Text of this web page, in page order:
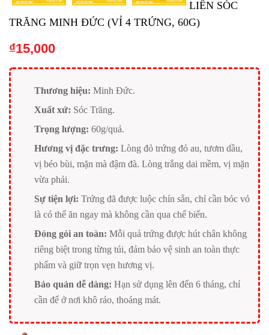
LIỀN SÓC
TRĂNG MINH ĐỨC (VỈ 4 TRỨNG, 60G)
₫15,000
Thương hiệu: Minh Đức.
Xuất xứ: Sóc Trăng.
Trọng lượng: 60g/quả.
Hương vị đặc trưng: Lòng đỏ trứng đỏ au, tươm dầu,
vị béo bùi, mặn mà đậm đà. Lòng trắng dai mềm, vị mặn
vừa phải.
Sự tiện lợi: Trứng đã được luộc chín sẵn, chỉ cần bóc vỏ
là có thể ăn ngay mà không cần qua chế biến.
Đóng gói an toàn: Mỗi quả trứng được hút chân không
riêng biệt trong từng túi, đảm bảo vệ sinh an toàn thực
phẩm và giữ trọn vẹn hương vị.
Bảo quản dễ dàng: Hạn sử dụng lên đến 6 tháng, chỉ
cần để ở nơi khô ráo, thoáng mát.